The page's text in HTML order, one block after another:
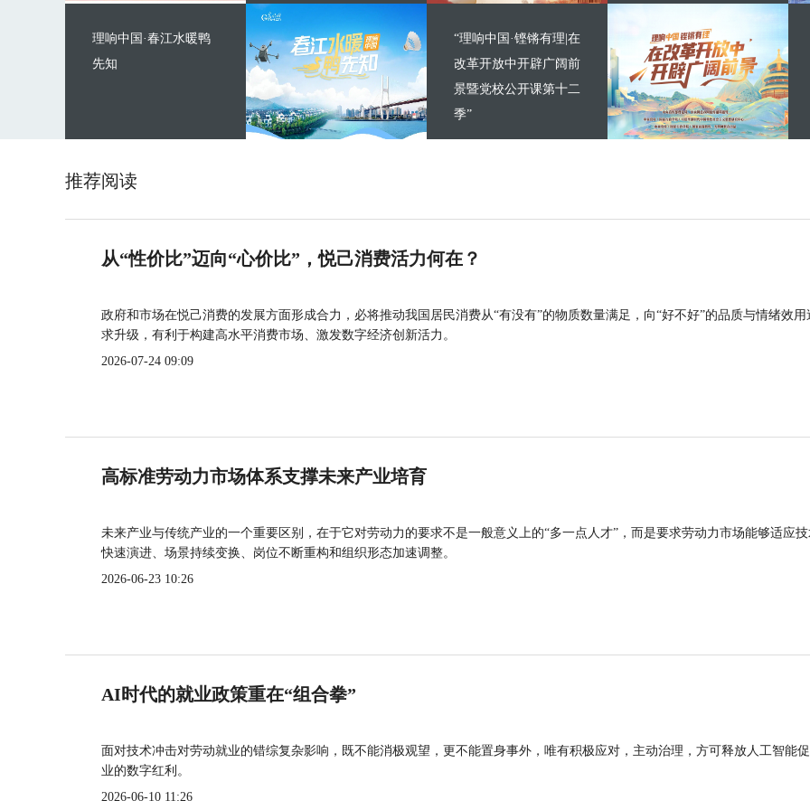
理响中国·春江水暖鸭
先知
“理响中国·铿锵有理|在
改革开放中开辟广阔前
景暨党校公开课第十二
季”
推荐阅读
从“性价比”迈向“心价比”，悦己消费活力何在？
政府和市场在悦己消费的发展方面形成合力，必将推动我国居民消费从“有没有”的物质数量满足，向“好不好”的品质与情绪效用
求升级，有利于构建高水平消费市场、激发数字经济创新活力。
2026-07-24 09:09
高标准劳动力市场体系支撑未来产业培育
未来产业与传统产业的一个重要区别，在于它对劳动力的要求不是一般意义上的“多一点人才”，而是要求劳动力市场能够适应
快速演进、场景持续变换、岗位不断重构和组织形态加速调整。
2026-06-23 10:26
AI时代的就业政策重在“组合拳”
面对技术冲击对劳动就业的错综复杂影响，既不能消极观望，更不能置身事外，唯有积极应对，主动治理，方可释放人工智能
业的数字红利。
2026-06-10 11:26